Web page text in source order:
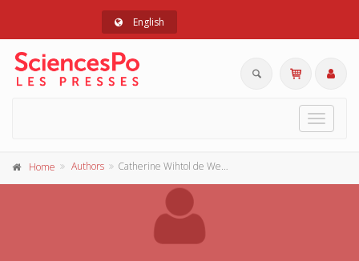
English
Toggle
Home Authors Catherine Wihtol de Wenden